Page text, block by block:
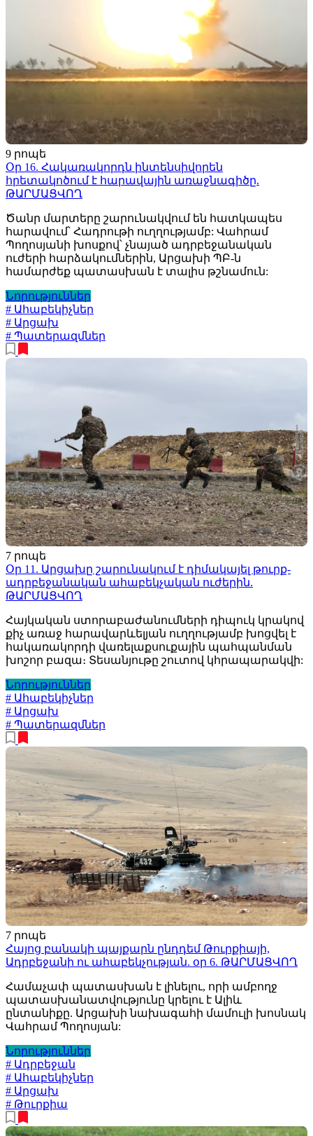
9 րոպե
Օր 16. Հակառակորդն ինտենսիվորեն
հրետակոծում է հարավային առաջնագիծը.
ԹԱՐՄԱՑՎՈՂ
Ծանր մարտերը շարունակվում են հատկապես
հարավում՝ Հադրութի ուղղությամբ: Վահրամ
Պողոսյանի խոսքով՝ չնայած ադրբեջանական
ուժերի հարձակումներին, Արցախի ՊԲ-ն
համարժեք պատասխան է տալիս թշնամուն:
Նորություններ
# Ահաբեկիչներ
# Արցախ
# Պատերազմներ
7 րոպե
Օր 11. Արցախը շարունակում է դիմակայել թուրք-
ադրբեջանական ահաբեկչական ուժերին.
ԹԱՐՄԱՑՎՈՂ
Հայկական ստորաբաժանումների դիպուկ կրակով
քիչ առաջ հարավարևելյան ուղղությամբ խոցվել է
հակառակորդի վառելաքսուքային պահպանման
խոշոր բազա։ Տեսանյութը շուտով կհրապարակվի:
Նորություններ
# Ահաբեկիչներ
# Արցախ
# Պատերազմներ
7 րոպե
Հայոց բանակի պայքարն ընդդեմ Թուրքիայի,
Ադրբեջանի ու ահաբեկչության. օր 6. ԹԱՐՄԱՑՎՈՂ
Համաչափ պատասխան է լինելու, որի ամբողջ
պատասխանատվությունը կրելու է Ալիև
ընտանիքը. Արցախի նախագահի մամուլի խոսնակ
Վահրամ Պողոսյան:
Նորություններ
# Ադրբեջան
# Ահաբեկիչներ
# Արցախ
# Թուրքիա